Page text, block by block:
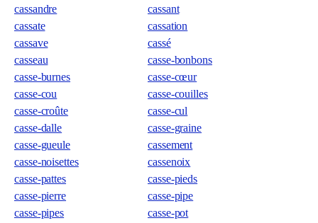
cassandre
cassant
cassate
cassation
cassave
cassé
casseau
casse-bonbons
casse-burnes
casse-cœur
casse-cou
casse-couilles
casse-croûte
casse-cul
casse-dalle
casse-graine
casse-gueule
cassement
casse-noisettes
cassenoix
casse-pattes
casse-pieds
casse-pierre
casse-pipe
casse-pipes
casse-pot